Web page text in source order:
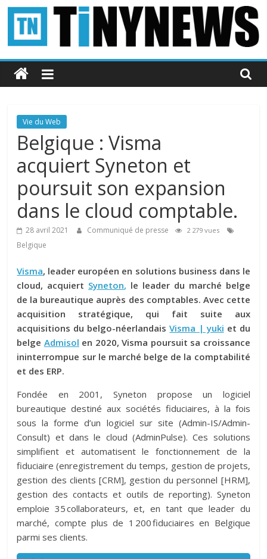
Passer
contenu
Tinynews
Le
belge
connecté
Vie du Web
Belgique : Visma
acquiert Syneton et
poursuit son expansion
dans le cloud comptable.
28 avril 2021 Communiqué de presse 2 279 vues
Belgique
Visma, leader européen en solutions business dans le
cloud, acquiert Syneton, le leader du marché belge
de la bureautique auprès des comptables. Avec cette
acquisition stratégique, qui fait suite aux
acquisitions du belgo-néerlandaisVisma | yuki et du
belge Admisol en 2020, Visma poursuit sa croissance
ininterrompue sur le marché belge de la comptabilité
et des ERP.
Fondée en 2001, Syneton propose un logiciel
bureautique destiné aux sociétés fiduciaires, à la fois
sous la forme d’un logiciel sur site (Admin-IS/Admin-
Consult) et dans le cloud (AdminPulse). Ces solutions
simplifient et automatisent le fonctionnement de la
fiduciaire (enregistrement du temps, gestion de projets,
gestion des clients [CRM], gestion du personnel [HRM],
gestion des contacts et outils de reporting). Syneton
emploie 35 collaborateurs, et, en tant que leader du
marché, compte plus de 1 200 fiduciaires en Belgique
parmi ses clients.